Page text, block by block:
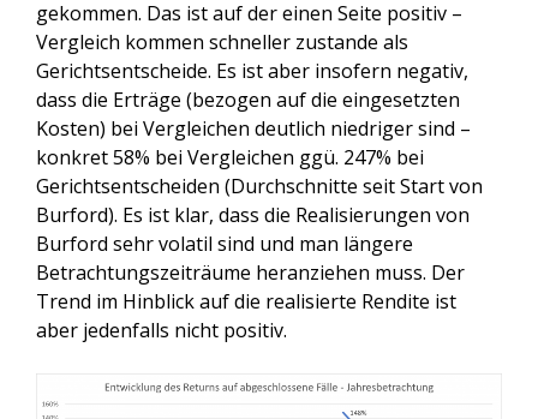
gekommen. Das ist auf der einen Seite positiv –
Vergleich kommen schneller zustande als
Gerichtsentscheide. Es ist aber insofern negativ,
dass die Erträge (bezogen auf die eingesetzten
Kosten) bei Vergleichen deutlich niedriger sind –
konkret 58% bei Vergleichen ggü. 247% bei
Gerichtsentscheiden (Durchschnitte seit Start von
Burford). Es ist klar, dass die Realisierungen von
Burford sehr volatil sind und man längere
Betrachtungszeiträume heranziehen muss. Der
Trend im Hinblick auf die realisierte Rendite ist
aber jedenfalls nicht positiv.